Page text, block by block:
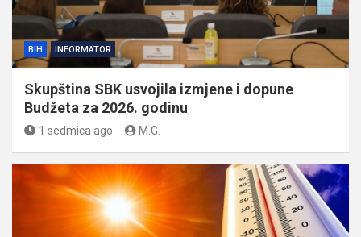
BIH INFORMATOR
Skupština SBK usvojila izmjene i dopune
Budžeta za 2026. godinu
1 sedmica ago M.G.